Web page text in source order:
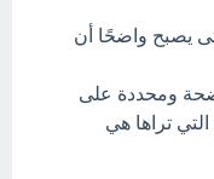
يصبح واضحًا أن
ومحددة على
تراها هي